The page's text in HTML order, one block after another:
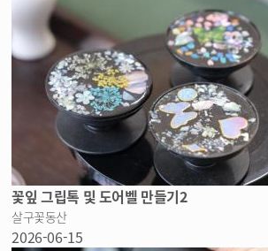
꽃잎 그립톡 및 도어벨 만들기2
살구꽃동산
2026-06-15